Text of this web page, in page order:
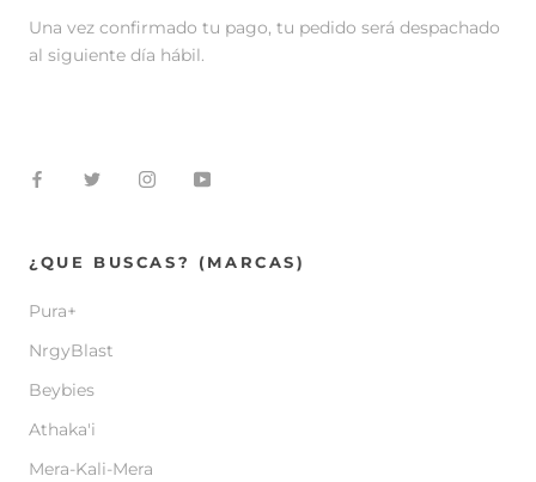
Una vez confirmado tu pago, tu pedido será despachado
al siguiente día hábil.
¿QUE BUSCAS? (MARCAS)
Pura+
NrgyBlast
Beybies
Athaka'i
Mera-Kali-Mera